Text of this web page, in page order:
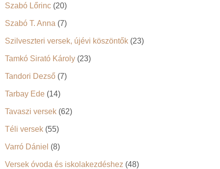
Szabó Lőrinc (20)
Szabó T. Anna (7)
Szilveszteri versek, újévi köszöntők (23)
Tamkó Sirató Károly (23)
Tandori Dezső (7)
Tarbay Ede (14)
Tavaszi versek (62)
Téli versek (55)
Varró Dániel (8)
Versek óvoda és iskolakezdéshez (48)